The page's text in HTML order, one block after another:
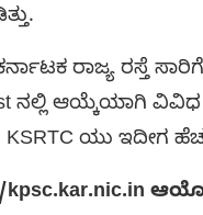
ರಾಜ್ಯ ರಸ್ತೆ ಸಾರಿಗೆ
ನಲ್ಲಿ ಆಯ್ಕೆಯಾಗಿ
ಯು ಇದೀಗ
kpsc.kar.nic.in